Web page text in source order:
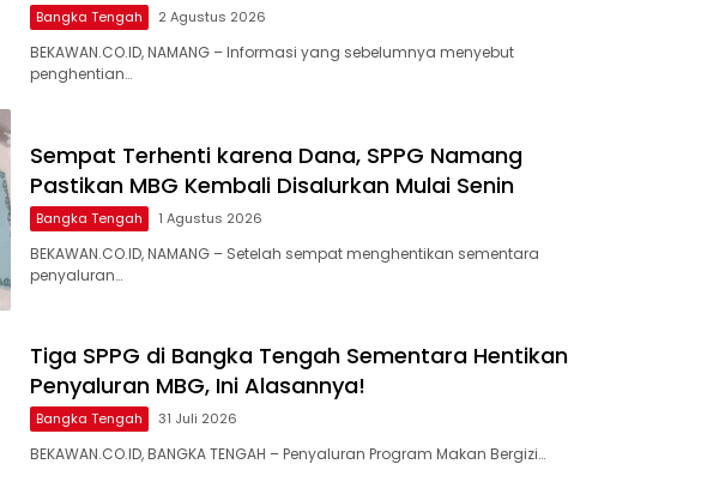
Bangka Tengah 2 Agustus 2026
BEKAWAN.CO.ID, NAMANG – Informasi yang sebelumnya menyebut
penghentian…
‎Sempat Terhenti karena Dana, SPPG Namang
Pastikan MBG Kembali Disalurkan Mulai Senin
Bangka Tengah 1 Agustus 2026
BEKAWAN.CO.ID, NAMANG – Setelah sempat menghentikan sementara
penyaluran…
‎Tiga SPPG di Bangka Tengah Sementara Hentikan
Penyaluran MBG, Ini Alasannya! ‎
Bangka Tengah 31 Juli 2026
BEKAWAN.CO.ID, BANGKA TENGAH – Penyaluran Program Makan Bergizi…